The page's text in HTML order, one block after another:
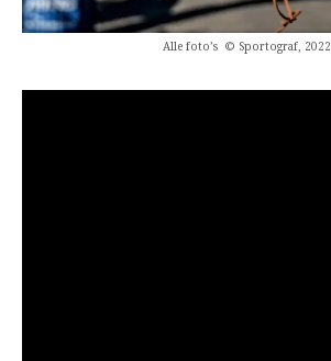
Alle foto’s © Sportograf, 2022